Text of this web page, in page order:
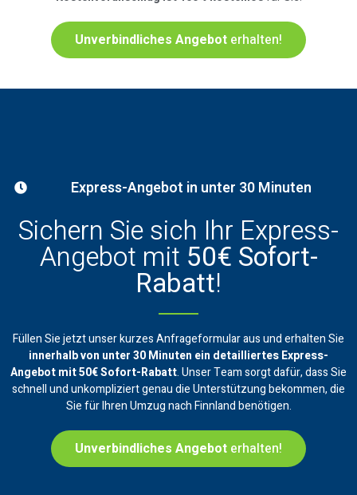
Unverbindliches Angebot erhalten!
Express-Angebot in unter 30 Minuten
Sichern Sie sich Ihr Express-
Angebot mit 50€ Sofort-
Rabatt!
Füllen Sie jetzt unser kurzes Anfrageformular aus und erhalten Sie
innerhalb von unter 30 Minuten ein detailliertes Express-
Angebot mit 50€ Sofort-Rabatt. Unser Team sorgt dafür, dass Sie
schnell und unkompliziert genau die Unterstützung bekommen, die
Sie für Ihren Umzug nach Finnland benötigen.
Unverbindliches Angebot erhalten!